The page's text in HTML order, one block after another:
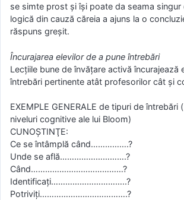
se simte prost şi îşi poate da seama singur
logică din cauză căreia a ajuns la o
răspuns greşit.
Încurajarea elevilor de a pune întrebări
Lecţiile bune de învăţare activă încurajează
întrebări pertinente atât profesorilor cât şi
EXEMPLE GENERALE de tipuri de întrebări
niveluri cognitive ale lui Bloom)
CUNOŞTINŢE:
Ce se întâmplă când…………….?
Unde se află……………………….?
Când…………………………………?
Identificaţi…………………………..?
Potriviţi……………………………….?